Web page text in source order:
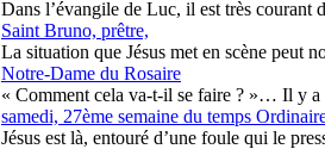
Dans l’évangile de Luc, il est très courant
Saint Bruno, prêtre,
La situation que Jésus met en scène peut
Notre-Dame du Rosaire
« Comment cela va-t-il se faire ? »… Il y
samedi, 27ème semaine du temps
Jésus est là, entouré d’une foule qui le